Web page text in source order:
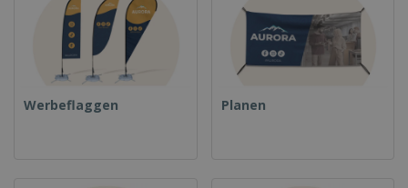
Werbeflaggen Planen